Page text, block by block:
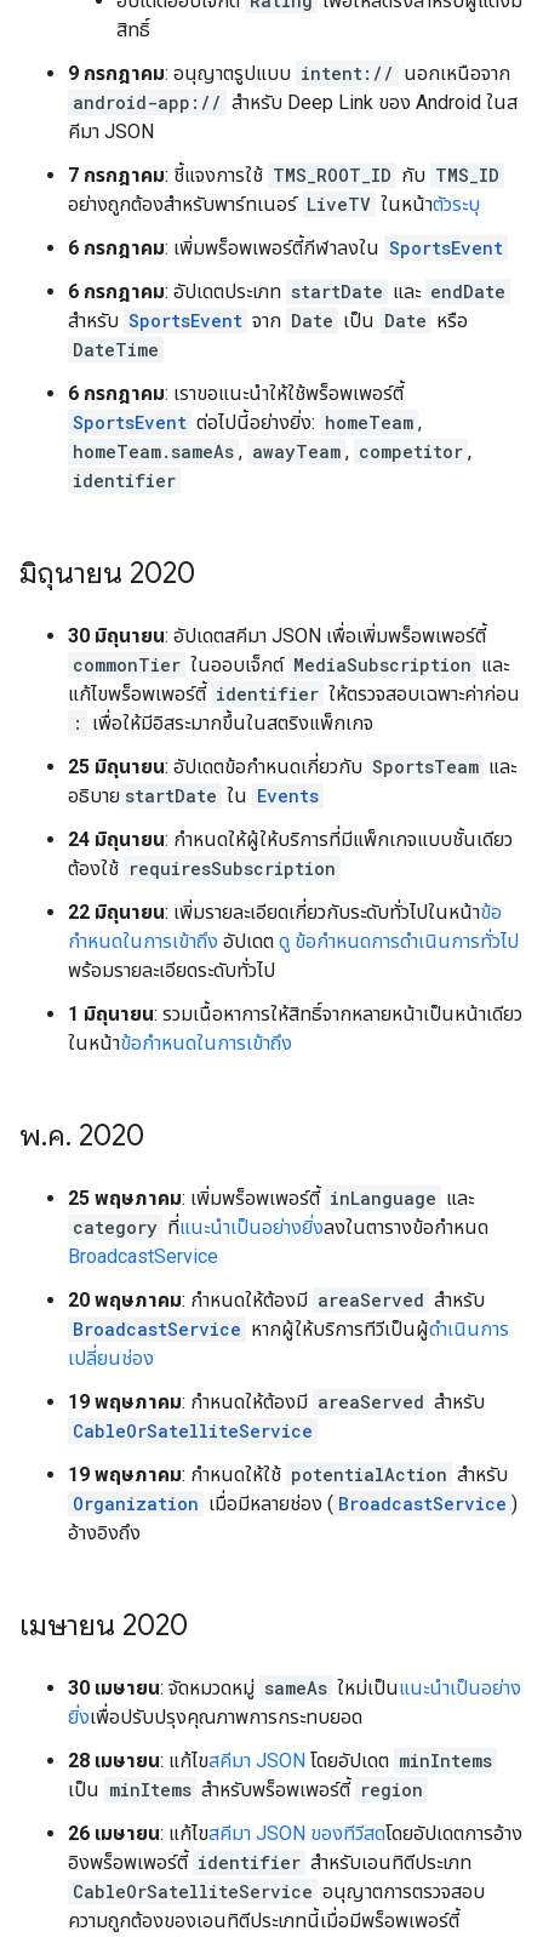
สิทธิ์
9 กรกฎาคม: อนุญาตรูปแบบ intent:// นอกเหนือจาก
android-app:// สำหรับ Deep Link ของ Android ในส
คีมา JSON
7 กรกฎาคม: ชี้แจงการใช้ TMS_ROOT_ID กับ TMS_ID
อย่างถูกต้องสำหรับพาร์ทเนอร์ LiveTV ในหน้าตัวระบุ
6 กรกฎาคม: เพิ่มพร็อพเพอร์ตี้กีฬาลงใน SportsEvent
6 กรกฎาคม: อัปเดตประเภท startDate และ endDate
สำหรับ SportsEvent จาก Date เป็น Date หรือ
DateTime
6 กรกฎาคม: เราขอแนะนำให้ใช้พร็อพเพอร์ตี้
SportsEvent ต่อไปนี้อย่างยิ่ง: homeTeam ,
homeTeam.sameAs , awayTeam , competitor ,
identifier
มิถุนายน 2020
30 มิถุนายน: อัปเดตสคีมา JSON เพื่อเพิ่มพร็อพเพอร์ตี้
commonTier ในออบเจ็กต์ MediaSubscription และ
แก้ไขพร็อพเพอร์ตี้ identifier ให้ตรวจสอบเฉพาะค่าก่อน
:
เพื่อให้มีอิสระมากขึ้นในสตริงแพ็กเกจ
25 มิถุนายน: อัปเดตข้อกำหนดเกี่ยวกับ SportsTeam และ
อธิบาย startDate ใน Events
24 มิถุนายน: กำหนดให้ผู้ให้บริการที่มีแพ็กเกจแบบชั้นเดียว
ต้องใช้ requiresSubscription
22 มิถุนายน: เพิ่มรายละเอียดเกี่ยวกับระดับทั่วไปในหน้าข้อ
กำหนดในการเข้าถึง อัปเดต ดู ข้อกำหนดการดำเนินการทั่วไป
พร้อมรายละเอียดระดับทั่วไป
1 มิถุนายน: รวมเนื้อหาการให้สิทธิ์จากหลายหน้าเป็นหน้าเดียว
ในหน้าข้อกำหนดในการเข้าถึง
พ.ค. 2020
25 พฤษภาคม: เพิ่มพร็อพเพอร์ตี้ inLanguage และ
category ที่แนะนำเป็นอย่างยิ่งลงในตารางข้อกำหนด
BroadcastService
20 พฤษภาคม: กำหนดให้ต้องมี areaServed สำหรับ
BroadcastService หากผู้ให้บริการทีวีเป็นผู้ดำเนินการ
เปลี่ยนช่อง
19 พฤษภาคม: กำหนดให้ต้องมี areaServed สำหรับ
CableOrSatelliteService
19 พฤษภาคม: กำหนดให้ใช้ potentialAction สำหรับ
Organization เมื่อมีหลายช่อง ( BroadcastService )
อ้างอิงถึง
เมษายน 2020
30 เมษายน: จัดหมวดหมู่ sameAs ใหม่เป็นแนะนำเป็นอย่าง
ยิ่งเพื่อปรับปรุงคุณภาพการกระทบยอด
28 เมษายน: แก้ไขสคีมา JSON โดยอัปเดต minIntems
เป็น minItems สำหรับพร็อพเพอร์ตี้ region
26 เมษายน: แก้ไขสคีมา JSON ของทีวีสดโดยอัปเดตการอ้าง
อิงพร็อพเพอร์ตี้ identifier สำหรับเอนทิตีประเภท
CableOrSatelliteService อนุญาตการตรวจสอบ
ความถูกต้องของเอนทิตีประเภทนี้เมื่อมีพร็อพเพอร์ตี้